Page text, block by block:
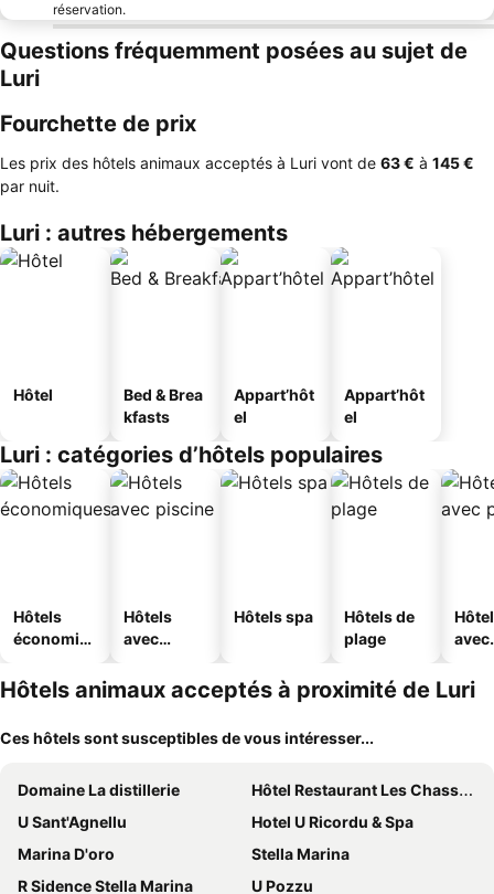
réservation.
Questions fréquemment posées au sujet de
Luri
Fourchette de prix
Les prix des hôtels animaux acceptés à Luri vont de ‎63 € à ‎145 €
par nuit.
Luri : autres hébergements
Hôtel
Bed & Brea
kfasts
Appart’hôt
el
Appart’hôt
el
Luri : catégories d’hôtels populaires
Hôtels
économiq
Hôtels
avec
Hôtels spa
Hôtels de
plage
avec
Hôtels animaux acceptés à proximité de Luri
Ces hôtels sont susceptibles de vous intéresser...
Domaine La distillerie
Hôtel Restaurant Les Chasseurs
U Sant'Agnellu
Hotel U Ricordu & Spa
Marina D'oro
Stella Marina
R Sidence Stella Marina
U Pozzu